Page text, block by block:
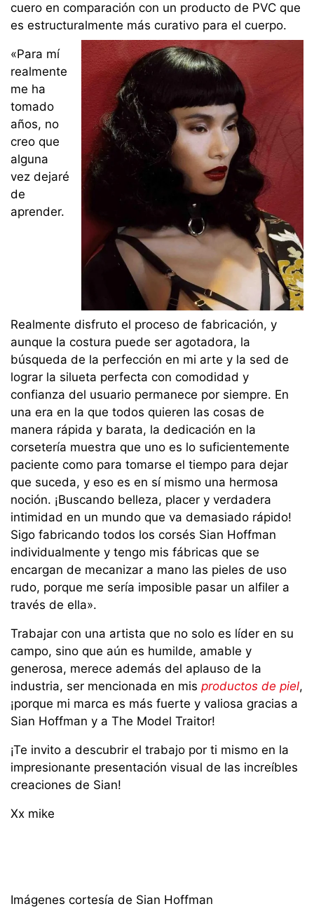
cuero en comparación con un producto de PVC que
es estructuralmente más curativo para el cuerpo.
«Para mí
realmente
me ha
tomado
años, no
creo que
alguna
vez dejaré
de
aprender.
Realmente disfruto el proceso de fabricación, y
aunque la costura puede ser agotadora, la
búsqueda de la perfección en mi arte y la sed de
lograr la silueta perfecta con comodidad y
confianza del usuario permanece por siempre. En
una era en la que todos quieren las cosas de
manera rápida y barata, la dedicación en la
corsetería muestra que uno es lo suficientemente
paciente como para tomarse el tiempo para dejar
que suceda, y eso es en sí mismo una hermosa
noción. ¡Buscando belleza, placer y verdadera
intimidad en un mundo que va demasiado rápido!
Sigo fabricando todos los corsés Sian Hoffman
individualmente y tengo mis fábricas que se
encargan de mecanizar a mano las pieles de uso
rudo, porque me sería imposible pasar un alfiler a
través de ella».
Trabajar con una artista que no solo es líder en su
campo, sino que aún es humilde, amable y
generosa, merece además del aplauso de la
industria, ser mencionada en mis productos de piel,
¡porque mi marca es más fuerte y valiosa gracias a
Sian Hoffman y a The Model Traitor!
¡Te invito a descubrir el trabajo por ti mismo en la
impresionante presentación visual de las increíbles
creaciones de Sian!
Xx mike
Imágenes cortesía de Sian Hoffman